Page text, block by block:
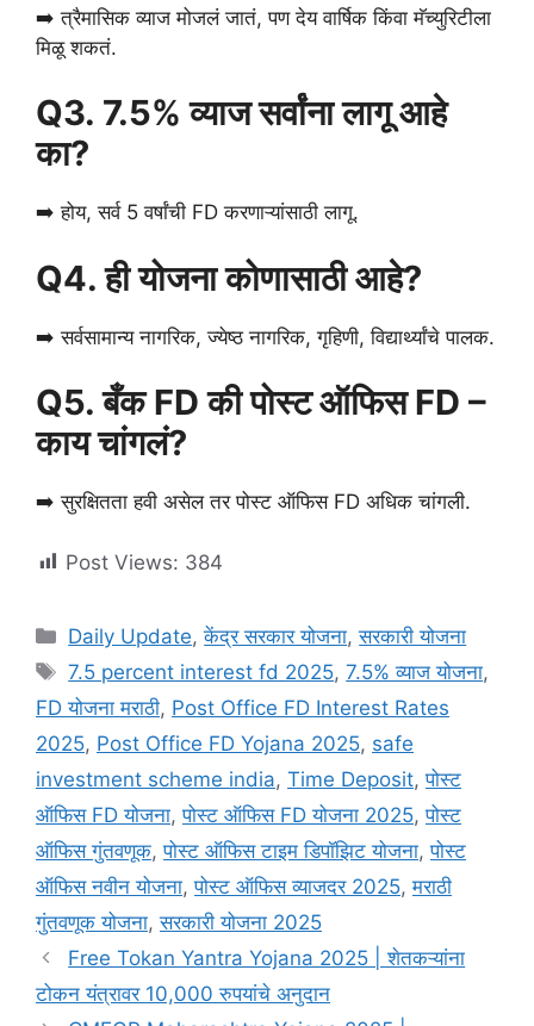
➡️ त्रैमासिक व्याज मोजलं जातं, पण देय वार्षिक किंवा मॅच्युरिटीला
मिळू शकतं.
Q3. 7.5% व्याज सर्वांना लागू आहे
का?
➡️ होय, सर्व 5 वर्षांची FD करणाऱ्यांसाठी लागू.
Q4. ही योजना कोणासाठी आहे?
➡️ सर्वसामान्य नागरिक, ज्येष्ठ नागरिक, गृहिणी, विद्यार्थ्यांचे पालक.
Q5. बँक FD की पोस्ट ऑफिस FD –
काय चांगलं?
➡️ सुरक्षितता हवी असेल तर पोस्ट ऑफिस FD अधिक चांगली.
Post Views: 384
Categories
Daily Update,केंद्र सरकार योजना,सरकारी योजना
Tags
7.5 percent interest fd 2025,7.5% व्याज योजना,
FD योजना मराठी, Post Office FD Interest Rates
2025, Post Office FD Yojana 2025, safe
investment scheme india, Time Deposit,पोस्ट
ऑफिस FD योजना,पोस्ट ऑफिस FD योजना 2025,पोस्ट
ऑफिस गुंतवणूक,पोस्ट ऑफिस टाइम डिपॉझिट योजना,पोस्ट
ऑफिस नवीन योजना,पोस्ट ऑफिस व्याजदर 2025,मराठी
गुंतवणूक योजना,सरकारी योजना 2025
Free Tokan Yantra Yojana 2025 | शेतकऱ्यांना
टोकन यंत्रावर 10,000 रुपयांचे अनुदान